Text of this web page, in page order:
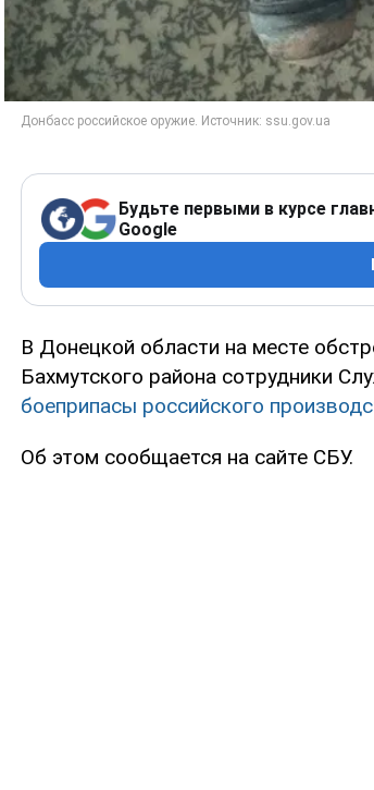
Будьте первыми в курсе
Google
В Донецкой области на месте
Бахмутского района сотрудники
боеприпасы российского
Об этом сообщается на сайте СБУ.